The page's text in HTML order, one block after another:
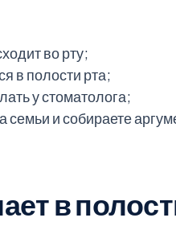
во рту;
в полости рта;
у стоматолога;
семьи и собираете
в